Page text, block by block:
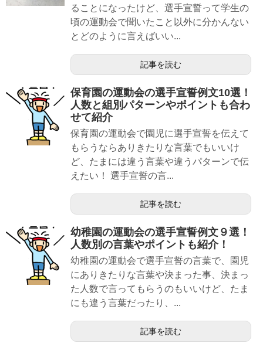
ることになったけど、選手宣誓って学生の
頃の運動会で聞いたこと以外に分かんない
とどのように言えばいい...
記事を読む
保育園の運動会の選手宣誓例文10選！
人数と組別パターンやポイントも合わ
せて紹介
保育園の運動会で園児に選手宣誓を伝えて
もらうならありきたりな言葉でもいいけ
ど、たまには違う言葉や違うパターンで伝
えたい！ 選手宣誓の言...
記事を読む
幼稚園の運動会の選手宣誓例文９選！
人数別の言葉やポイントも紹介！
幼稚園の運動会で選手宣誓の言葉で、園児
にありきたりな言葉や決まった事、決まっ
た人数で言ってもらうのもいいけど、たま
にも違う言葉だったり、...
記事を読む